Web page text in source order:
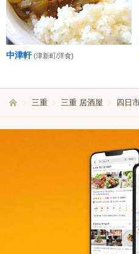
中津軒 (津新町/洋食)
三重 三重 居酒屋 四日